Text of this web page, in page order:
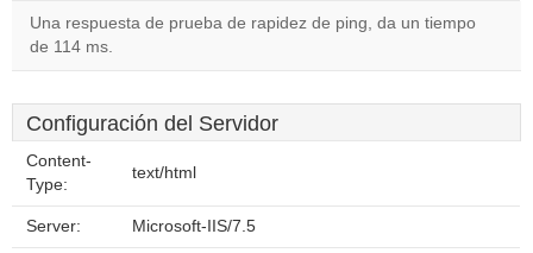
Una respuesta de prueba de rapidez de ping, da un tiempo
de 114 ms.
Configuración del Servidor
Content-
Type:
text/html
Server: Microsoft-IIS/7.5